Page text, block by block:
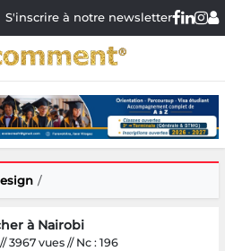
S'inscrire à notre newsletter
à Nairobi
3967 vues // Nc : 196